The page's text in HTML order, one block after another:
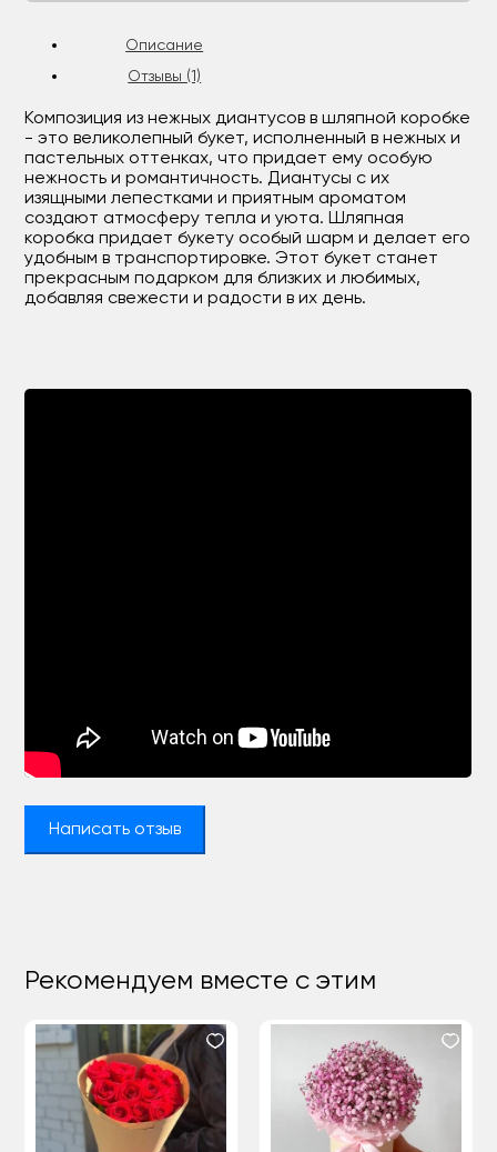
Описание
Отзывы (1)
Композиция из нежных диантусов в шляпной коробке
- это великолепный букет, исполненный в нежных и
пастельных оттенках, что придает ему особую
нежность и романтичность. Диантусы с их
изящными лепестками и приятным ароматом
создают атмосферу тепла и уюта. Шляпная
коробка придает букету особый шарм и делает его
удобным в транспортировке. Этот букет станет
прекрасным подарком для близких и любимых,
добавляя свежести и радости в их день.
Написать отзыв
Рекомендуем вместе с этим